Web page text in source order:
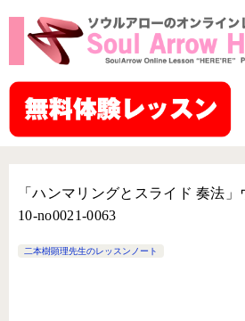
「ハンマリングとスライド 奏法
10-no0021-0063
二本樹顕理先生のレッスンノート